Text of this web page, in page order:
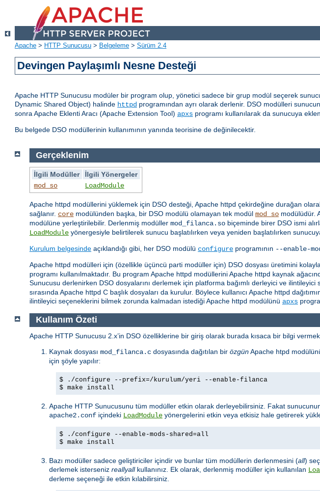
Apache > HTTP Sunucusu > Belgeleme > Sürüm 2.4
Devingen Paylaşımlı Nesne Desteği
Apache HTTP Sunucusu modüler bir program olup, yönetici sadece bir grup modül seçerek
Dynamic Shared Object) halinde httpd programından ayrı olarak derlenir. DSO modülleri
sonra Apache Eklenti Aracı (Apache Extension Tool) apxs programı kullanılarak da sunucuya
Bu belgede DSO modüllerinin kullanımının yanında teorisine de değinilecektir.
Gerçeklenim
İlgili Modüller
İlgili Yönergeler
mod_so
LoadModule
Apache httpd modüllerini yüklemek için DSO desteği, Apache httpd çekirdeğine durağan
sağlanır. core modülünden başka, bir DSO modülü olamayan tek modül mod_so modülüdür.
modülüne yerleştirilebilir. Derlenmiş modüller mod_filanca.so biçeminde birer DSO ismi
LoadModule yönergesiyle belirtilerek sunucu başlatılırken veya yeniden başlatılırken
Kurulum belgesinde açıklandığı gibi, her DSO modülü configure programının --enable-
Apache httpd modülleri için (özellikle üçüncü parti modüller için) DSO dosyası üretimini
programı kullanılmaktadır. Bu program Apache httpd modüllerini Apache httpd kaynak
Sunucusu derlenirken DSO dosyalarını derlemek için platforma bağımlı derleyici ve ilintileyici
sırasında Apache httpd C başlık dosyaları da kurulur. Böylece kullanıcı Apache httpd
ilintileyici seçeneklerini bilmek zorunda kalmadan istediği Apache httpd modülünü apxs
Kullanım Özeti
Apache HTTP Sunucusu 2.x’in DSO özelliklerine bir giriş olarak burada kısaca bir bilgi
Kaynak dosyası mod_filanca.c dosyasında dağıtılan bir özgünApache htpd
için şöyle yapılır:
$ ./configure --prefix=/kurulum/yeri --enable-filanca
$ make install
Apache HTTP Sunucusunu tüm modüller etkin olarak derleyebilirsiniz. Fakat
apache2.conf içindeki LoadModule yönergelerini etkin veya etkisiz hale getirerek
$ ./configure --enable-mods-shared=all
$ make install
Bazı modüller sadece geliştiriciler içindir ve bunlar tüm modüllerin derlenmesini (all)
derlemek isterseniz reallyallkullanınız. Ek olarak, derlenmiş modüller için kullanılan
derleme seçeneği ile etkin kılabilirsiniz.